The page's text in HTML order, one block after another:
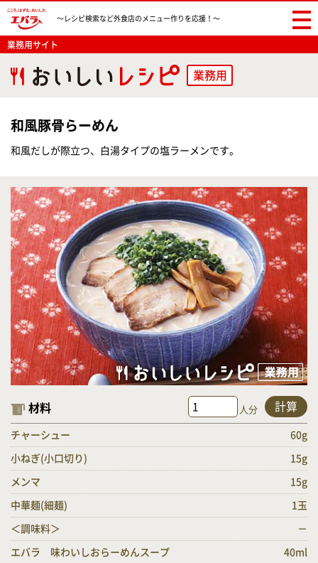
〜レシピ検索など外食店のメニュー作りを応援！〜
業務用サイト
業務用
和風豚骨らーめん
和風だしが際立つ、白湯タイプの塩ラーメンです。
材料 人分 計算
チャーシュー 60g
小ねぎ(小口切り) 15g
メンマ 15g
中華麺(細麺) 1玉
＜調味料＞ －
エバラ 味わいしおらーめんスープ 40ml